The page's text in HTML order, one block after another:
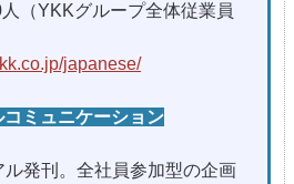
（YKKグループ全体従業員
japanese/
ミュニケーション
発刊。全社員参加型の企画